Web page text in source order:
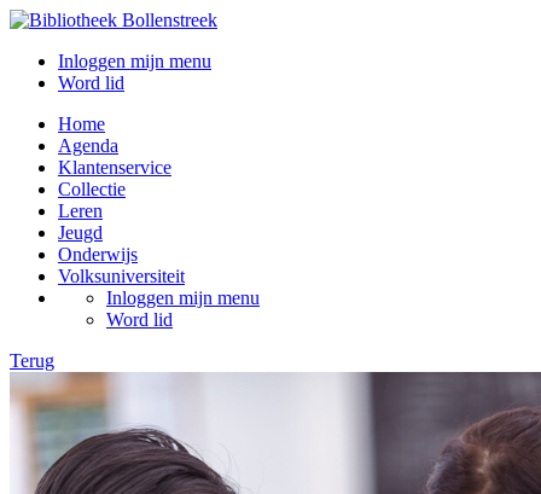
Inloggen mijn menu
Word lid
Home
Agenda
Klantenservice
Collectie
Leren
Jeugd
Onderwijs
Volksuniversiteit
Inloggen mijn menu
Word lid
Terug